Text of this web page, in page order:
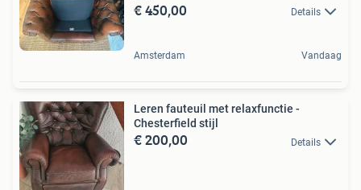
€ 450,00 Details
Amsterdam Vandaag
Leren fauteuil met relaxfunctie -
Chesterfield stijl
€ 200,00 Details